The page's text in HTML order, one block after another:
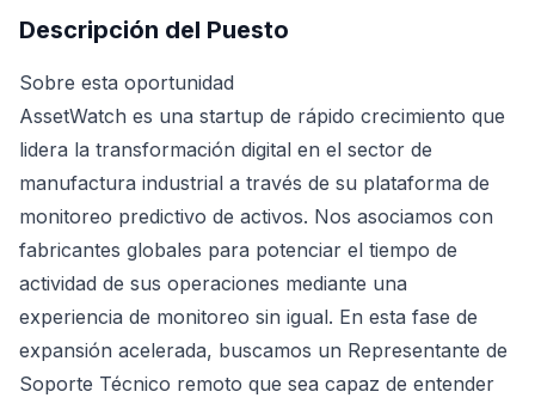
Descripción del Puesto
Sobre esta oportunidad
AssetWatch es una startup de rápido crecimiento que
lidera la transformación digital en el sector de
manufactura industrial a través de su plataforma de
monitoreo predictivo de activos. Nos asociamos con
fabricantes globales para potenciar el tiempo de
actividad de sus operaciones mediante una
experiencia de monitoreo sin igual. En esta fase de
expansión acelerada, buscamos un Representante de
Soporte Técnico remoto que sea capaz de entender